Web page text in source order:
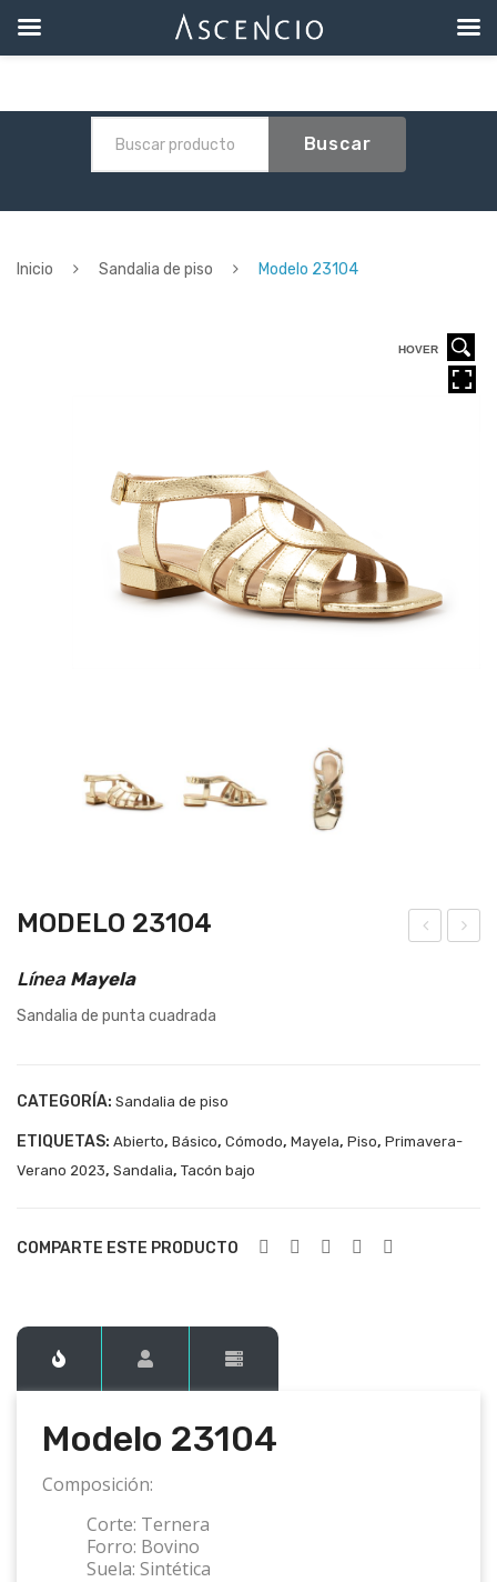
Buscar
Inicio Sandalia de piso Modelo 23104
HOVER
HOVER
HOVER
MODELO 23104
Línea Mayela
Sandalia de punta cuadrada
CATEGORÍA: Sandalia de piso
ETIQUETAS: Abierto, Básico, Cómodo, Mayela, Piso, Primavera-
Verano 2023, Sandalia, Tacón bajo
COMPARTE ESTE PRODUCTO
Modelo 23104
Composición:
Corte: Ternera
Forro: Bovino
Suela: Sintética